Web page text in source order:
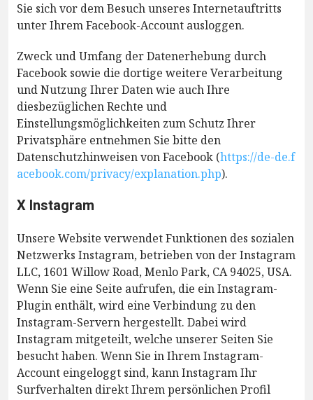
Sie sich vor dem Besuch unseres Internetauftritts
unter Ihrem Facebook-Account ausloggen.
Zweck und Umfang der Datenerhebung durch
Facebook sowie die dortige weitere Verarbeitung
und Nutzung Ihrer Daten wie auch Ihre
diesbezüglichen Rechte und
Einstellungsmöglichkeiten zum Schutz Ihrer
Privatsphäre entnehmen Sie bitte den
Datenschutzhinweisen von Facebook (https://de-de.f
acebook.com/privacy/explanation.php).
X Instagram
Unsere Website verwendet Funktionen des sozialen
Netzwerks Instagram, betrieben von der Instagram
LLC, 1601 Willow Road, Menlo Park, CA 94025, USA.
Wenn Sie eine Seite aufrufen, die ein Instagram-
Plugin enthält, wird eine Verbindung zu den
Instagram-Servern hergestellt. Dabei wird
Instagram mitgeteilt, welche unserer Seiten Sie
besucht haben. Wenn Sie in Ihrem Instagram-
Account eingeloggt sind, kann Instagram Ihr
Surfverhalten direkt Ihrem persönlichen Profil